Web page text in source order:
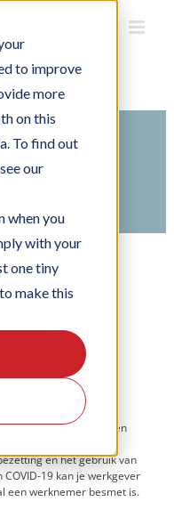
to improve
more
on this
To find out
our
when you
with your
one tiny
make this
alle huidige check-ins en
en het gebruik van
19 kan je werkgever
een werknemer besmet is.